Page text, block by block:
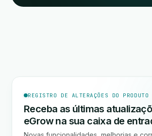
REGISTRO DE ALTERAÇÕES DO PRODUTO
Receba as últimas
eGrow na sua caixa de